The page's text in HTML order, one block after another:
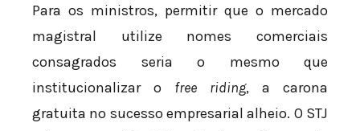
Para os ministros, permitir que o mercado
magistral utilize nomes comerciais
consagrados seria o mesmo que
institucionalizar o free riding, a carona
gratuita no sucesso empresarial alheio. O STJ